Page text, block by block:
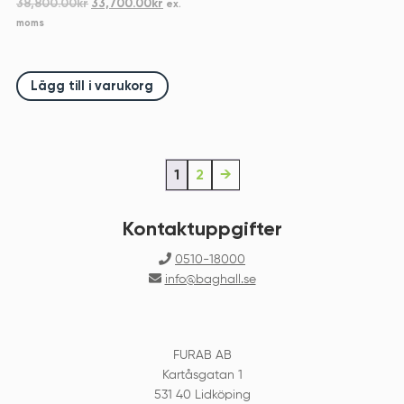
38,800.00kr
38,800.00kr.
33,700.00kr
33,700.00kr.
ex.
moms
Lägg till i varukorg
1 2 →
Kontaktuppgifter
0510-18000
info@baghall.se
FURAB AB
Kartåsgatan 1
531 40 Lidköping